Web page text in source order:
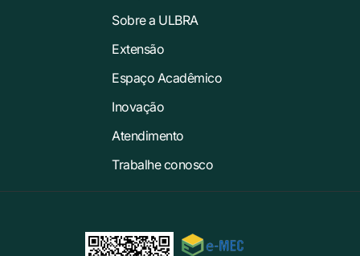
Sobre a ULBRA
Extensão
Espaço Acadêmico
Inovação
Atendimento
Trabalhe conosco